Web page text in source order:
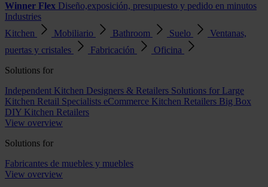
Winner Flex Diseño,exposición, presupuesto y pedido en minutos
Industries
Kitchen
Mobiliario Bathroom Suelo
Ventanas,
puertas y cristales
Fabricación
Oficina
Solutions for
Independent Kitchen Designers & Retailers Solutions for Large
Kitchen Retail Specialists eCommerce Kitchen Retailers Big Box
DIY Kitchen Retailers
View overview
Solutions for
Fabricantes de muebles y muebles
View overview